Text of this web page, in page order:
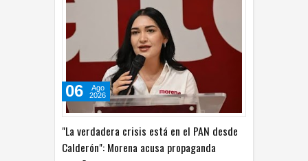
"La verdadera crisis está en el PAN desde
Calderón": Morena acusa propaganda
06
Ago
2026